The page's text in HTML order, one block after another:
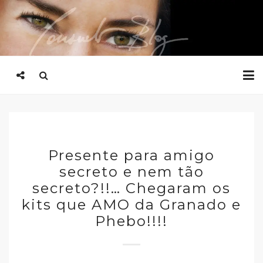
Presente para amigo
secreto e nem tão
secreto?!!… Chegaram os
kits que AMO da Granado e
Phebo!!!!